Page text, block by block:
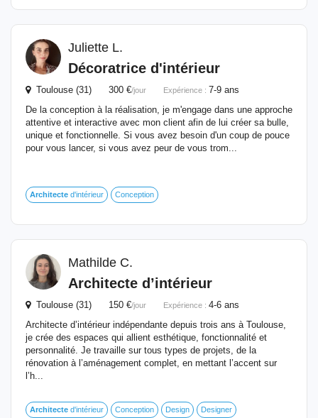
Juliette L.
Décoratrice d'intérieur
Toulouse (31) 300 €/jour Expérience : 7-9 ans
De la conception à la réalisation, je m'engage dans une approche
attentive et interactive avec mon client afin de lui créer sa bulle,
unique et fonctionnelle. Si vous avez besoin d'un coup de pouce
pour vous lancer, si vous avez peur de vous trom...
Architecte d'intérieur Conception
Mathilde C.
Architecte d’intérieur
Toulouse (31) 150 €/jour Expérience : 4-6 ans
Architecte d’intérieur indépendante depuis trois ans à Toulouse,
je crée des espaces qui allient esthétique, fonctionnalité et
personnalité. Je travaille sur tous types de projets, de la
rénovation à l’aménagement complet, en mettant l’accent sur
l’h...
Architecte d'intérieur Conception Design Designer